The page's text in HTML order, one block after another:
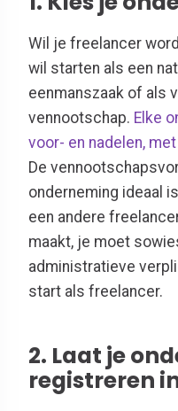
Wil je freelancer
wil starten als een
eenmanszaak of als
vennootschap. Elke
voor- en nadelen,
De
onderneming ideaal
een andere
maakt, je moet
administratieve
start als freelancer.
2. Laat je
registreren